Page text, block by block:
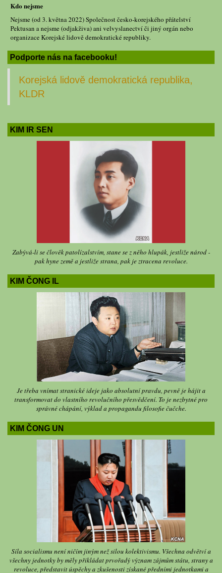
Kdo nejsme
Nejsme (od 3. května 2022) Společnost česko-korejského přátelství
Pektusan a nejsme (odjakživa) ani velvyslanectví či jiný orgán nebo
organizace Korejské lidově demokratické republiky.
Podporte nás na facebooku!
Korejská lidově demokratická republika,
KLDR
KIM IR SEN
Zabývá-li se člověk patolízalstvím, stane se z něho hlupák, jestliže národ -
pak hyne země a jestliže strana, pak je ztracena revoluce.
KIM ČONG IL
Je třeba vnímat stranické ideje jako absolutní pravdu, pevně je hájit a
transformovat do vlastního revolučního přesvědčení. To je nezbytné pro
správné chápání, výklad a propagandu filosofie čučche.
KIM ČONG UN
Síla socialismu není ničím jiným než silou kolektivismu. Všechna odvětví a
všechny jednotky by měly přikládat prvořadý význam zájmům státu, strany a
revoluce, představit úspěchy a zkušenosti získané předními jednotkami a